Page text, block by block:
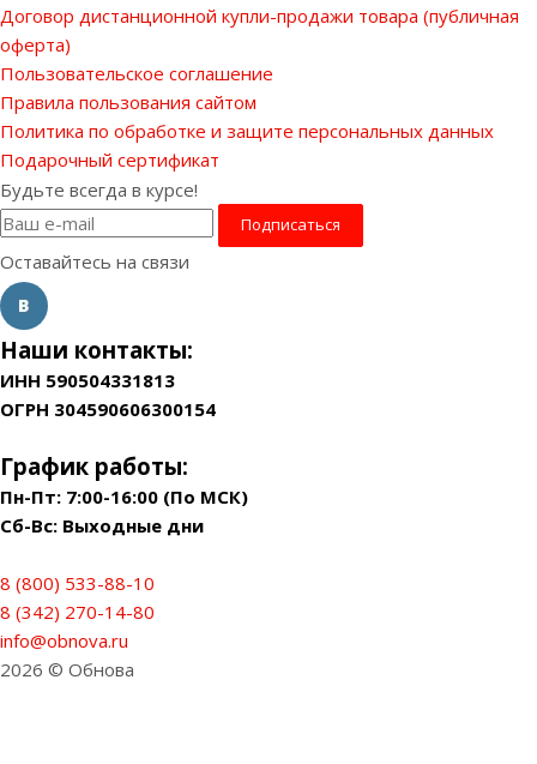
Договор дистанционной купли-продажи товара (публичная
оферта)
Пользовательское соглашение
Правила пользования сайтом
Политика по обработке и защите персональных данных
Подарочный сертификат
Будьте всегда в курсе!
Оставайтесь на связи
Наши контакты:
ИНН 590504331813
ОГРН 304590606300154
График работы:
Пн-Пт: 7:00-16:00 (По МСК)
Сб-Вс: Выходные дни
8 (800) 533-88-10
8 (342) 270-14-80
info@obnova.ru
2026 © Обнова